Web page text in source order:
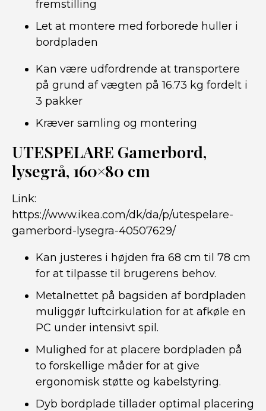
fremstilling
Let at montere med forborede huller i
bordpladen
Kan være udfordrende at transportere
på grund af vægten på 16.73 kg fordelt i
3 pakker
Kræver samling og montering
UTESPELARE Gamerbord,
lysegrå, 160×80 cm
Link:
https://www.ikea.com/dk/da/p/utespelare-
gamerbord-lysegra-40507629/
Kan justeres i højden fra 68 cm til 78 cm
for at tilpasse til brugerens behov.
Metalnettet på bagsiden af bordpladen
muliggør luftcirkulation for at afkøle en
PC under intensivt spil.
Mulighed for at placere bordpladen på
to forskellige måder for at give
ergonomisk støtte og kabelstyring.
Dyb bordplade tillader optimal placering